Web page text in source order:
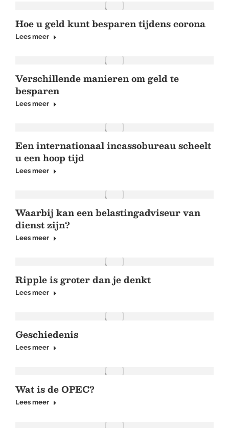
Hoe u geld kunt besparen tijdens corona
Lees meer
Verschillende manieren om geld te
besparen
Lees meer
Een internationaal incassobureau scheelt
u een hoop tijd
Lees meer
Waarbij kan een belastingadviseur van
dienst zijn?
Lees meer
Ripple is groter dan je denkt
Lees meer
Geschiedenis
Lees meer
Wat is de OPEC?
Lees meer